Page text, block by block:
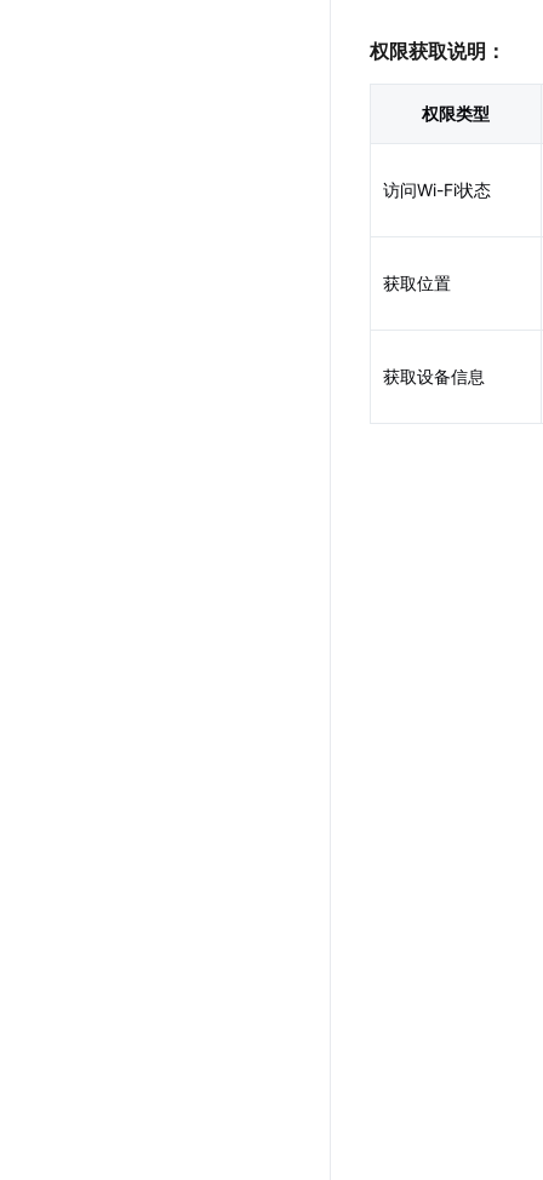
权限获取说明：
权限类型
访问Wi-Fi状态
获取位置
获取设备信息